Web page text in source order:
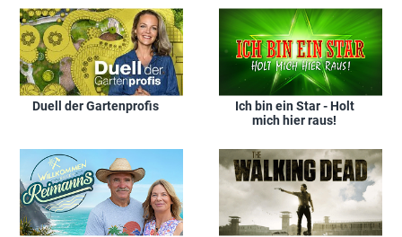
Duell der Gartenprofis
Ich bin ein Star - Holt
mich hier raus!